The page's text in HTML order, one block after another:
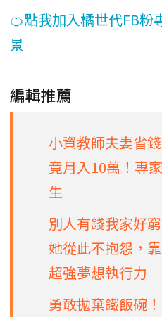
🍊點我加入橘世代FB粉
景
編輯推薦
小資教師夫妻省
竟月入10萬！專
生
別人有錢我家好
她從此不抱怨，
超強夢想執行力
勇敢拋棄鐵飯碗